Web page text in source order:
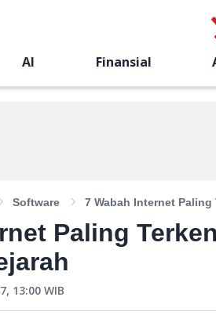
AI Finansial
Software 7 Wabah Internet
Paling
13:00 WIB